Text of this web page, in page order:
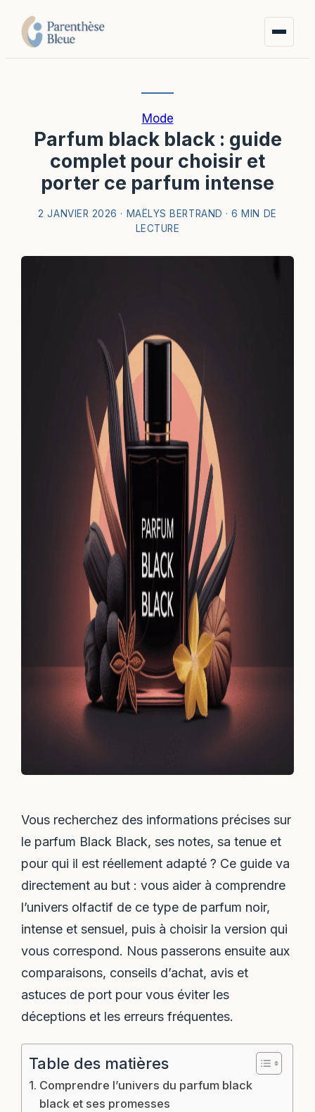
Mode
Parfum black black : guide
complet pour choisir et
porter ce parfum intense
2 JANVIER 2026 · MAËLYS BERTRAND · 6 MIN DE
LECTURE
Vous recherchez des informations précises sur
le parfum Black Black, ses notes, sa tenue et
pour qui il est réellement adapté ? Ce guide va
directement au but : vous aider à comprendre
l’univers olfactif de ce type de parfum noir,
intense et sensuel, puis à choisir la version qui
vous correspond. Nous passerons ensuite aux
comparaisons, conseils d’achat, avis et
astuces de port pour vous éviter les
déceptions et les erreurs fréquentes.
Table des matières
Comprendre l’univers du parfum black
black et ses promesses